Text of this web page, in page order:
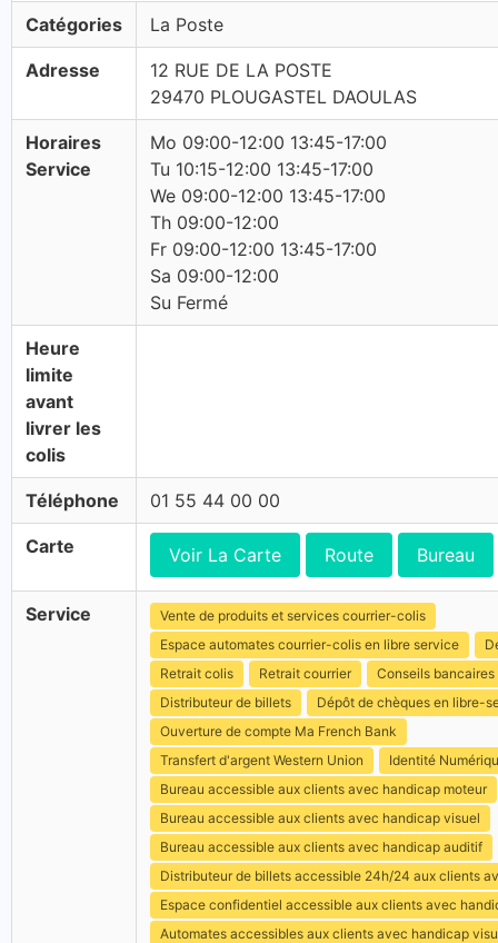
Catégories La Poste
Adresse
12 RUE DE LA POSTE
29470 PLOUGASTEL DAOULAS
Horaires
Service
Mo 09:00-12:00 13:45-17:00
Tu 10:15-12:00 13:45-17:00
We 09:00-12:00 13:45-17:00
Th 09:00-12:00
Fr 09:00-12:00 13:45-17:00
Sa 09:00-12:00
Su Fermé
Heure
limite
avant
livrer les
colis
Téléphone 01 55 44 00 00
Carte Voir La Carte Route Bureau
Service
Vente de produits et services courrier-colis
Espace automates courrier-colis en libre service
Retrait colis
Retrait courrier
Conseils bancaires
Distributeur de billets
Dépôt de chèques en libre-
Ouverture de compte Ma French Bank
Transfert d'argent Western Union
Identité
Bureau accessible aux clients avec handicap moteur
Bureau accessible aux clients avec handicap visuel
Bureau accessible aux clients avec handicap auditif
Distributeur de billets accessible 24h/24 aux clients
Espace confidentiel accessible aux clients avec
Automates accessibles aux clients avec handicap